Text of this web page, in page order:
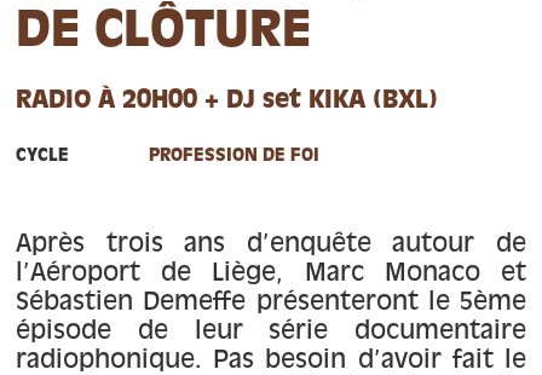
Programme
À propos
Contact
DE CLÔTURE
RADIO À 20H00 + DJ set KIKA (BXL)
CYCLE PROFESSION DE FOI
Après trois ans d’enquête autour de
l’Aéroport de Liège, Marc Monaco et
Sébastien Demeffe présenteront le 5ème
épisode de leur série documentaire
radiophonique. Pas besoin d’avoir fait le